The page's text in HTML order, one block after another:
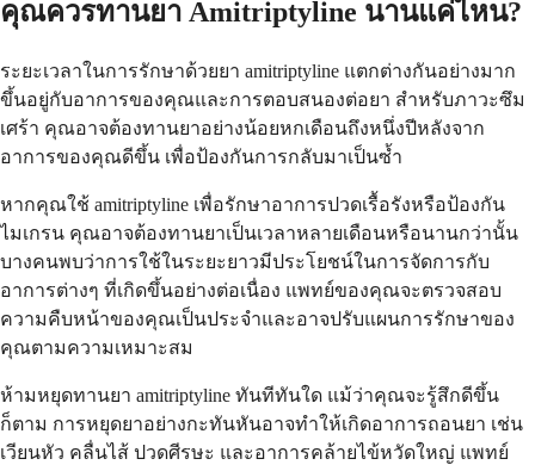
คุณควรทานยา Amitriptyline นานแค่ไหน?
ระยะเวลาในการรักษาด้วยยา amitriptyline แตกต่างกันอย่างมาก
ขึ้นอยู่กับอาการของคุณและการตอบสนองต่อยา สำหรับภาวะซึม
เศร้า คุณอาจต้องทานยาอย่างน้อยหกเดือนถึงหนึ่งปีหลังจาก
อาการของคุณดีขึ้น เพื่อป้องกันการกลับมาเป็นซ้ำ
หากคุณใช้ amitriptyline เพื่อรักษาอาการปวดเรื้อรังหรือป้องกัน
ไมเกรน คุณอาจต้องทานยาเป็นเวลาหลายเดือนหรือนานกว่านั้น
บางคนพบว่าการใช้ในระยะยาวมีประโยชน์ในการจัดการกับ
อาการต่างๆ ที่เกิดขึ้นอย่างต่อเนื่อง แพทย์ของคุณจะตรวจสอบ
ความคืบหน้าของคุณเป็นประจำและอาจปรับแผนการรักษาของ
คุณตามความเหมาะสม
ห้ามหยุดทานยา amitriptyline ทันทีทันใด แม้ว่าคุณจะรู้สึกดีขึ้น
ก็ตาม การหยุดยาอย่างกะทันหันอาจทำให้เกิดอาการถอนยา เช่น
เวียนหัว คลื่นไส้ ปวดศีรษะ และอาการคล้ายไข้หวัดใหญ่ แพทย์